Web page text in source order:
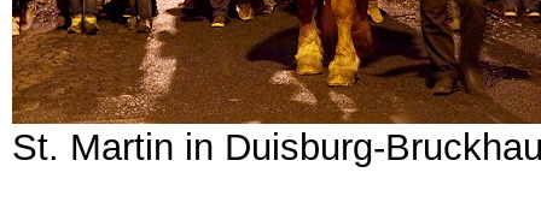
St. Martin in Duisburg-